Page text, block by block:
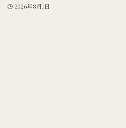
2026年8月1日